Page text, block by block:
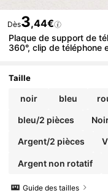
Dès3,44€
Plaque de support de
360°, clip de téléphone
ampon de connexion
Taille
noir bleu
bleu/2 pièces
Argent/2 pièces
Argent non rotatif
Guide des tailles